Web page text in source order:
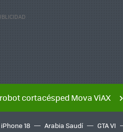
cortacésped Mova ViAX
iPhone 18 Arabia Saudí GTA VI